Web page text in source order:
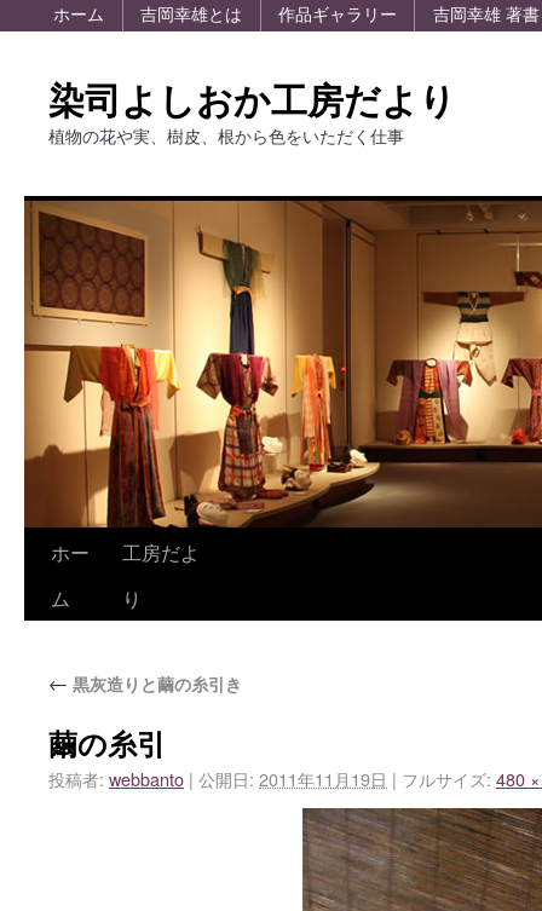
ホーム 吉岡幸雄とは 作品ギャラリー 吉岡幸雄 著書
染司よしおか工房だより
植物の花や実、樹皮、根から色をいただく仕事
ホー
ム
工房だよ
り
← 黒灰造りと繭の糸引き
繭の糸引
投稿者: webbanto | 公開日: 2011年11月19日 | フルサイズ: 480